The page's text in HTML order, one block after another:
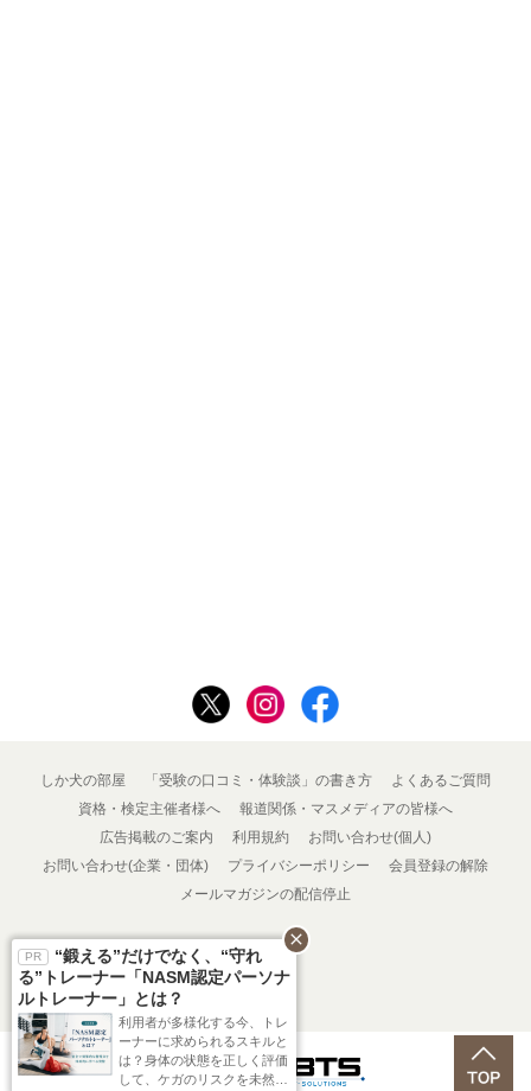
しか犬の部屋 「受験の口コミ・体験談」の書き方
よくあるご質問
資格・検定主催者様へ
報道関係・マスメディアの皆様へ
広告掲載のご案内
利用規約
お問い合わせ(個人)
お問い合わせ(企業・団体)
プライバシーポリシー
会員登録の解除
メールマガジンの配信停止
Powered by
“鍛える”だけでなく、“守れ
る”トレーナー「NASM認定パーソナ
ルトレーナー」とは？
利用者が多様化する今、トレ
ーナーに求められるスキルと
は？身体の状態を正しく評価
して、ケガのリスクを未然に
close